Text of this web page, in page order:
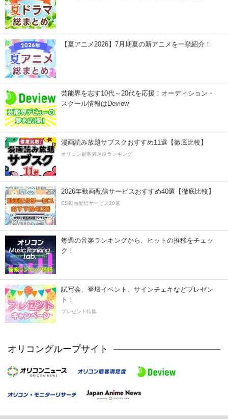
【夏アニメ2026】7月期夏の新アニメを一挙紹介！
芸能界を志す10代～20代を応援！オーディション・
スクール情報はDeview
漫画読み放題サブスクおすすめ11選【徹底比較】
オリコン顧客満足度ランキング
2026年動画配信サービスおすすめ40選【徹底比較】
CS動画配信サービス20選
毎週の音楽ランキングから、ヒットの推移をチェッ
ク！
試写会、登壇イベント、サインチェキなどプレゼン
ト！
プレゼント特集
オリコングループサイト